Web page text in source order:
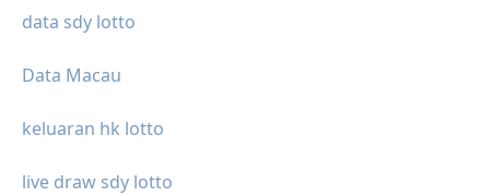
data sdy lotto
Data Macau
keluaran hk lotto
live draw sdy lotto